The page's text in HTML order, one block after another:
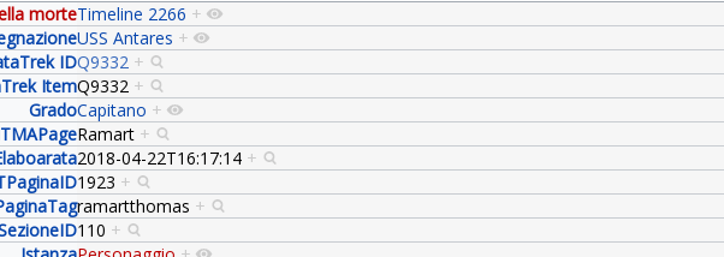
morteTimeline 2266 +
USS Antares +
IDQ9332 +
ItemQ9332 +
GradoCapitano +
Ramart +
2018-04-22T16:17:14 +
1923 +
ramartthomas +
110 +